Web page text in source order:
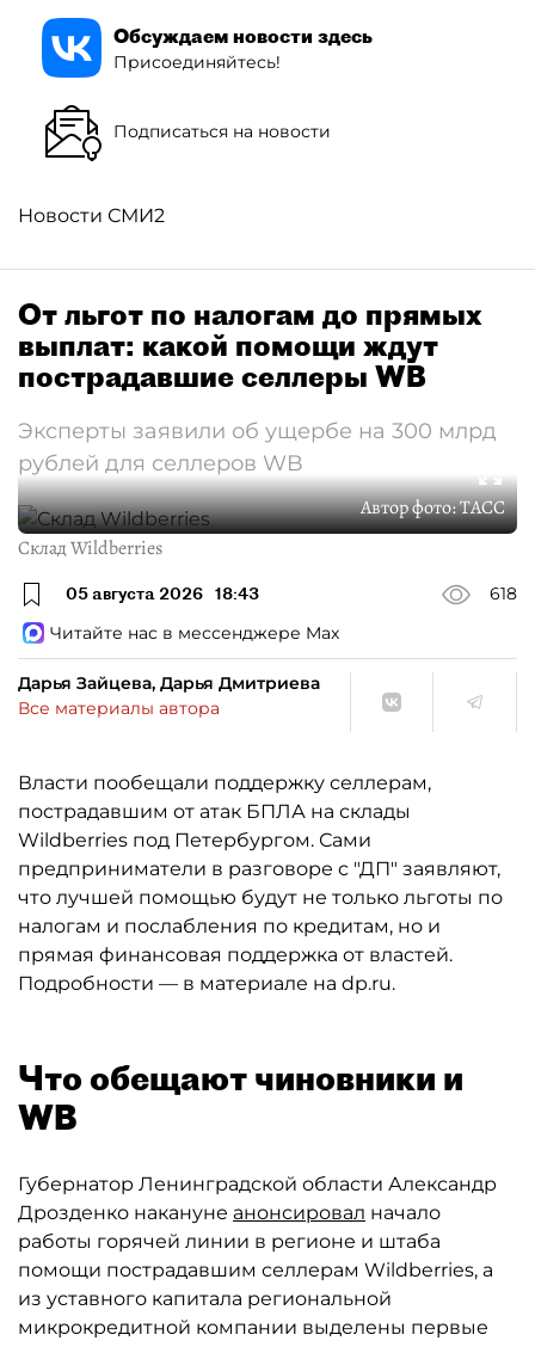
Обсуждаем новости здесь
Присоединяйтесь!
Подписаться на новости
Новости СМИ2
От льгот по налогам до прямых
выплат: какой помощи ждут
пострадавшие селлеры WB
Эксперты заявили об ущербе на 300 млрд
рублей для селлеров WB
Автор фото:ТАСС
Склад Wildberries
05 августа 2026 18:43
618
Читайте нас в мессенджере Max
Дарья Зайцева, Дарья Дмитриева
Все материалы автора
Власти пообещали поддержку селлерам,
пострадавшим от атак БПЛА на склады
Wildberries под Петербургом. Сами
предприниматели в разговоре с "ДП" заявляют,
что лучшей помощью будут не только льготы по
налогам и послабления по кредитам, но и
прямая финансовая поддержка от властей.
Подробности — в материале на dp.ru.
Что обещают чиновники и
WB
Губернатор Ленинградской области Александр
Дрозденко накануне анонсировал начало
работы горячей линии в регионе и штаба
помощи пострадавшим селлерам Wildberries, а
из уставного капитала региональной
микрокредитной компании выделены первые